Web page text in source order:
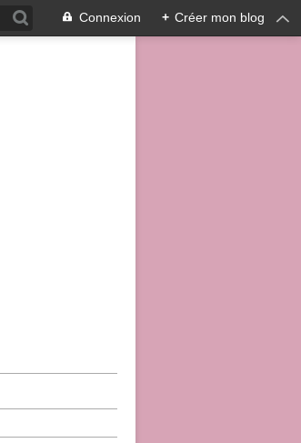
Connexion + Créer mon blog